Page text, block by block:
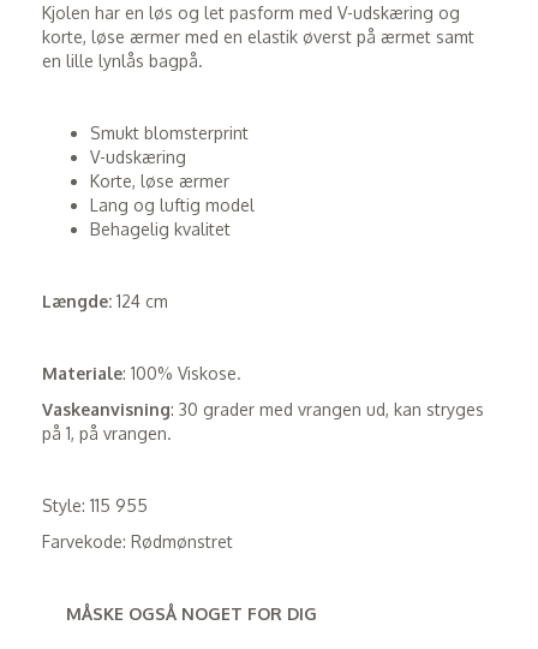
Kjolen har en løs og let pasform med V-udskæring og
korte, løse ærmer med en elastik øverst på ærmet samt
en lille lynlås bagpå.
Smukt blomsterprint
V-udskæring
Korte, løse ærmer
Lang og luftig model
Behagelig kvalitet
Længde: 124 cm
Materiale: 100% Viskose.
Vaskeanvisning: 30 grader med vrangen ud, kan stryges
på 1, på vrangen.
Style: 115 955
Farvekode: Rødmønstret
MÅSKE OGSÅ NOGET FOR DIG